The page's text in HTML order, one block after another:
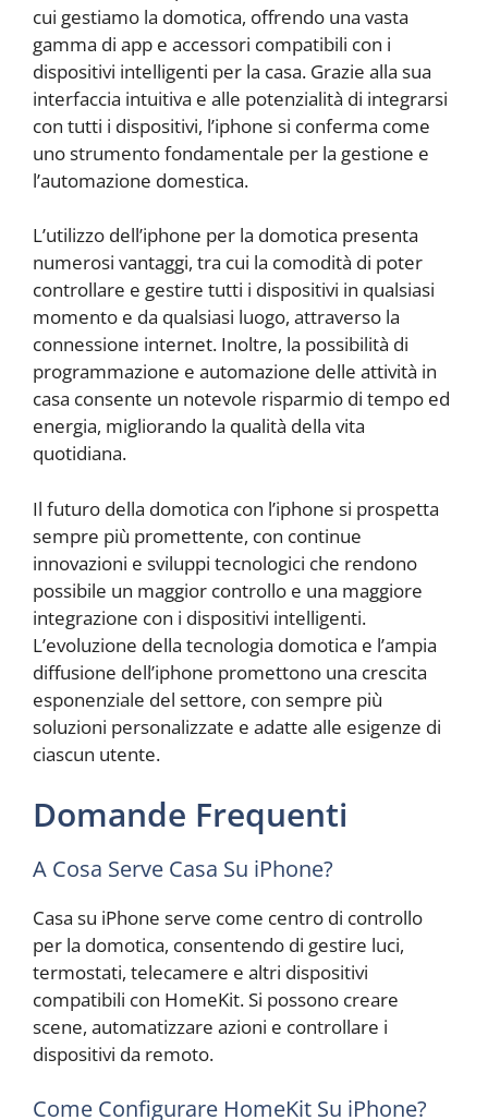
cui gestiamo la domotica, offrendo una vasta
gamma di app e accessori compatibili con i
dispositivi intelligenti per la casa. Grazie alla sua
interfaccia intuitiva e alle potenzialità di integrarsi
con tutti i dispositivi, l’iphone si conferma come
uno strumento fondamentale per la gestione e
l’automazione domestica.
L’utilizzo dell’iphone per la domotica presenta
numerosi vantaggi, tra cui la comodità di poter
controllare e gestire tutti i dispositivi in qualsiasi
momento e da qualsiasi luogo, attraverso la
connessione internet. Inoltre, la possibilità di
programmazione e automazione delle attività in
casa consente un notevole risparmio di tempo ed
energia, migliorando la qualità della vita
quotidiana.
Il futuro della domotica con l’iphone si prospetta
sempre più promettente, con continue
innovazioni e sviluppi tecnologici che rendono
possibile un maggior controllo e una maggiore
integrazione con i dispositivi intelligenti.
L’evoluzione della tecnologia domotica e l’ampia
diffusione dell’iphone promettono una crescita
esponenziale del settore, con sempre più
soluzioni personalizzate e adatte alle esigenze di
ciascun utente.
Domande Frequenti
A Cosa Serve Casa Su iPhone?
Casa su iPhone serve come centro di controllo
per la domotica, consentendo di gestire luci,
termostati, telecamere e altri dispositivi
compatibili con HomeKit. Si possono creare
scene, automatizzare azioni e controllare i
dispositivi da remoto.
Come Configurare HomeKit Su iPhone?